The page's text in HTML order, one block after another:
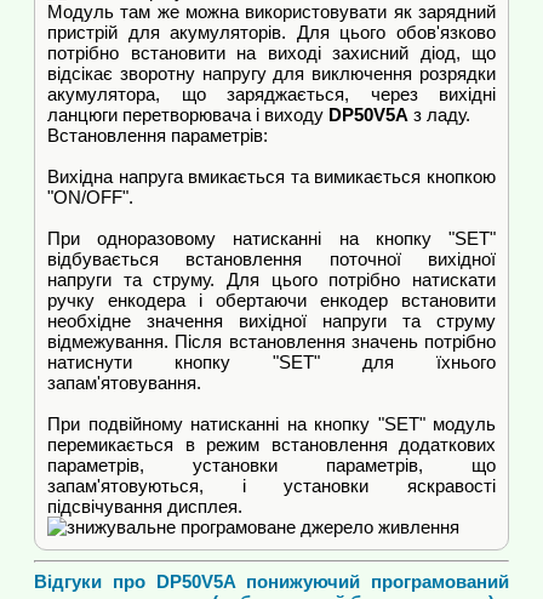
Модуль там же можна використовувати як зарядний
пристрій для акумуляторів. Для цього обов'язково
потрібно встановити на виході захисний діод, що
відсікає зворотну напругу для виключення розрядки
акумулятора, що заряджається, через вихідні
ланцюги перетворювача і виходу DP50V5A з ладу.
Встановлення параметрів:
Вихідна напруга вмикається та вимикається кнопкою
"ON/OFF".
При одноразовому натисканні на кнопку "SET"
відбувається встановлення поточної вихідної
напруги та струму. Для цього потрібно натискати
ручку енкодера і обертаючи енкодер встановити
необхідне значення вихідної напруги та струму
відмежування. Після встановлення значень потрібно
натиснути кнопку "SET" для їхнього
запам'ятовування.
При подвійному натисканні на кнопку "SET" модуль
перемикається в режим встановлення додаткових
параметрів, установки параметрів, що
запам'ятовуються, і установки яскравості
підсвічування дисплея.
Відгуки про DP50V5A понижуючий програмований